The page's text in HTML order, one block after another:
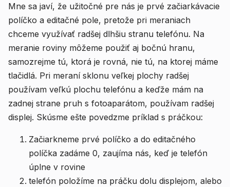
Mne sa javí, že užitočné pre nás je prvé začiarkávacie
políčko a editačné pole, pretože pri meraniach
chceme využívať radšej dlhšiu stranu telefónu. Na
meranie roviny môžeme použiť aj bočnú hranu,
samozrejme tú, ktorá je rovná, nie tú, na ktorej máme
tlačidlá. Pri meraní sklonu veľkej plochy radšej
používam veľkú plochu telefónu a keďže mám na
zadnej strane pruh s fotoaparátom, používam radšej
displej. Skúsme ešte povedzme príklad s práčkou:
Začiarkneme prvé políčko a do editačného
políčka zadáme 0, zaujíma nás, keď je telefón
úplne v rovine
telefón položíme na práčku dolu displejom, alebo